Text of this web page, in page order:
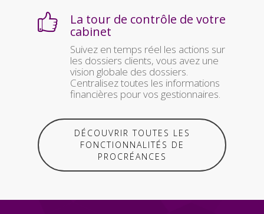
La tour de contrôle de votre
cabinet
Suivez en temps réel les actions sur
les dossiers clients, vous avez une
vision globale des dossiers.
Centralisez toutes les informations
financières pour vos gestionnaires.
DÉCOUVRIR TOUTES LES
FONCTIONNALITÉS DE
PROCRÉANCES